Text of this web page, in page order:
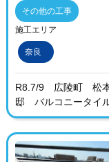
その他の工事
施工エリア
奈良
R8.7/9 広陵町 松
邸 バルコニータイ